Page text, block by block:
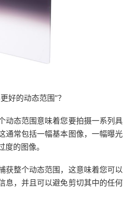
好的动态范围”？
动态范围意味着您要拍摄一系列具
通常包括一幅基本图像，一幅曝光
的图像。
获整个动态范围，这意味着您可以
息，并且可以避免剪切其中的任何